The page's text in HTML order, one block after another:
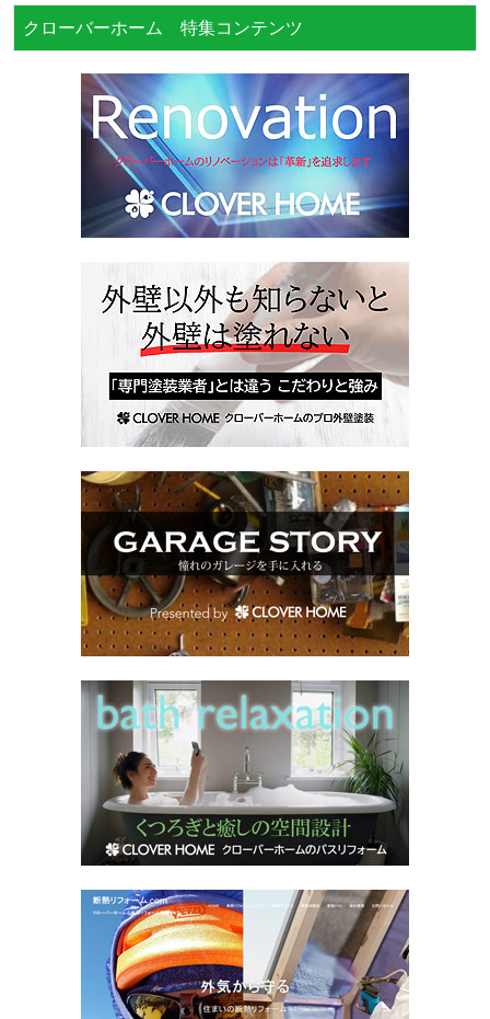
クローバーホーム 特集コンテンツ